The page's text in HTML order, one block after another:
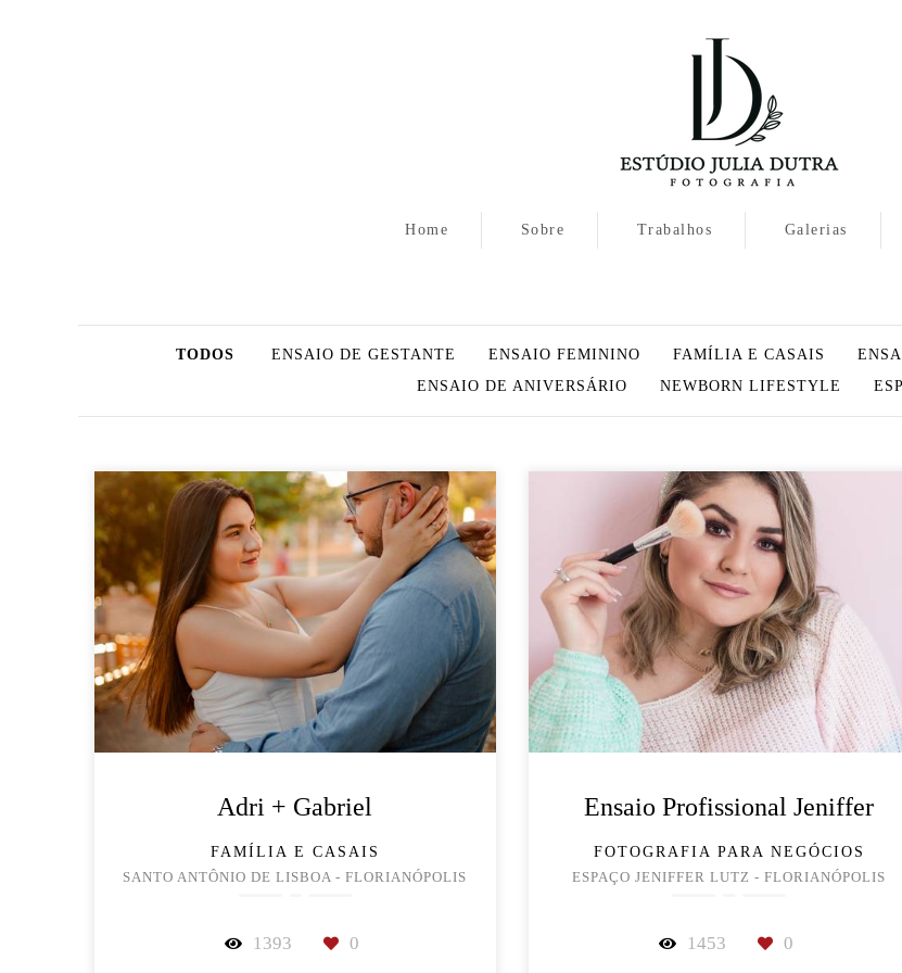
Home Sobre Trabalhos Galerias
TODOS ENSAIO DE GESTANTE ENSAIO FEMININO FAMÍLIA E CASAIS
ENSAIO DE ANIVERSÁRIO
NEWBORN LIFESTYLE
Adri + Gabriel
FAMÍLIA E CASAIS
SANTO ANTÔNIO DE LISBOA - FLORIANÓPOLIS
1393 0
Ensaio Profissional Jeniffer
FOTOGRAFIA PARA NEGÓCIOS
ESPAÇO JENIFFER LUTZ - FLORIANÓPOLIS
1453 0